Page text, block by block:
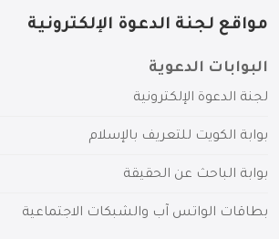
مواقع لجنة الدعوة الإلكترونية
البوابات الدعوية
لجنة الدعوة الإلكترونية
بوابة الكويت للتعريف بالإسلام
بوابة الباحث عن الحقيقة
بطاقات الواتس آب والشبكات الاجتماعية